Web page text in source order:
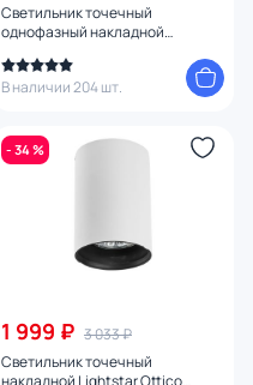
Светильник точечный
однофазный накладной
серый
В наличии 204 шт.
- 34 %
1 999 ₽ 3 033 ₽
Светильник точечный
накладной Lightstar Ottico